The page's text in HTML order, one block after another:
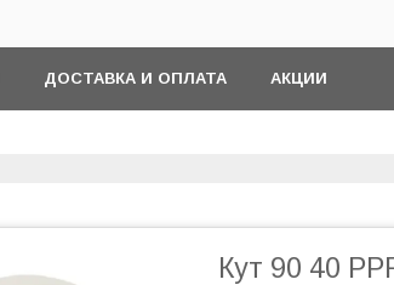
ДОСТАВКА И ОПЛАТА АКЦИИ
Кут 90 40